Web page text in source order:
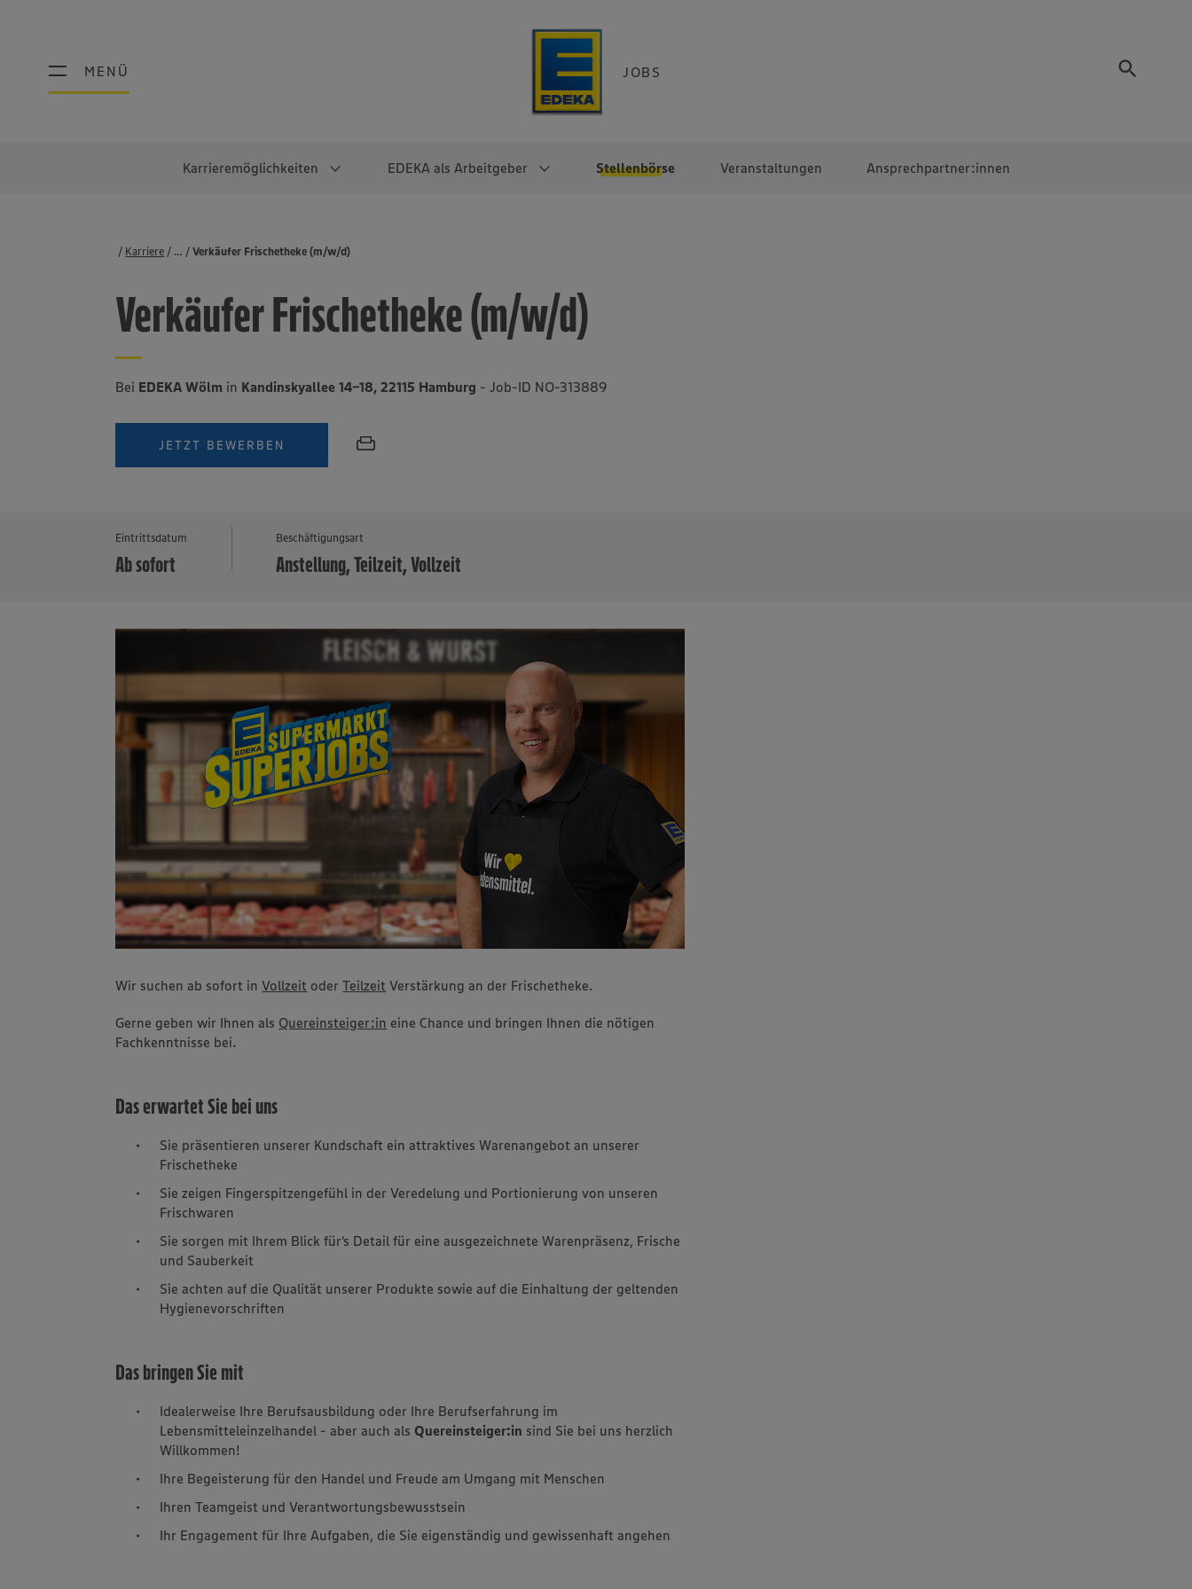
MENÜ JOBS
MENÜ
Karrieremöglichkeiten EDEKA als Arbeitgeber Stellenbörse Veranstaltungen Ansprechpartner:innen
Schülerpraktikum Abschlussarbeiten
Werkstudierendentätigkeit
Direkteinstieg
Noch Fragen?
Faires Gehalt
Diversität
Lebensmittelproduktion
Lager & Logistik
EDEKA-Zentrale
EDEKA Fruchtkontor
EDEKA-
Regionalgesellschaften
Karriere Stellenbörse
Verkäufer Frischetheke (m/w/d)
...
Verkäufer Frischetheke (m/w/d)
Bei EDEKA Wölm in Kandinskyallee 14-18, 22115 Hamburg - Job-ID NO-313889
JETZT BEWERBEN
Eintrittsdatum
Ab sofort
Beschäftigungsart
Anstellung, Teilzeit, Vollzeit
Wir suchen ab sofort inVollzeit oderTeilzeit Verstärkung an der Frischetheke.
Gerne geben wir Ihnen als Quereinsteiger:in eine Chance und bringen Ihnen die nötigen
Fachkenntnisse bei.
Das erwartet Sie bei uns
Sie präsentieren unserer Kundschaft ein attraktives Warenangebot an unserer
Frischetheke
Sie zeigen Fingerspitzengefühl in der Veredelung und Portionierung von unseren
Frischwaren
Sie sorgen mit Ihrem Blick für‘s Detail für eine ausgezeichnete Warenpräsenz, Frische
und Sauberkeit
Sie achten auf die Qualität unserer Produkte sowie auf die Einhaltung der geltenden
Hygienevorschriften
Das bringen Sie mit
Idealerweise Ihre Berufsausbildung oder Ihre Berufserfahrung im
Lebensmitteleinzelhandel - aber auch als Quereinsteiger:in sind Sie bei uns herzlich
Willkommen!
Ihre Begeisterung für den Handel und Freude am Umgang mit Menschen
Ihren Teamgeist und Verantwortungsbewusstsein
Ihr Engagement für Ihre Aufgaben, die Sie eigenständig und gewissenhaft angehen